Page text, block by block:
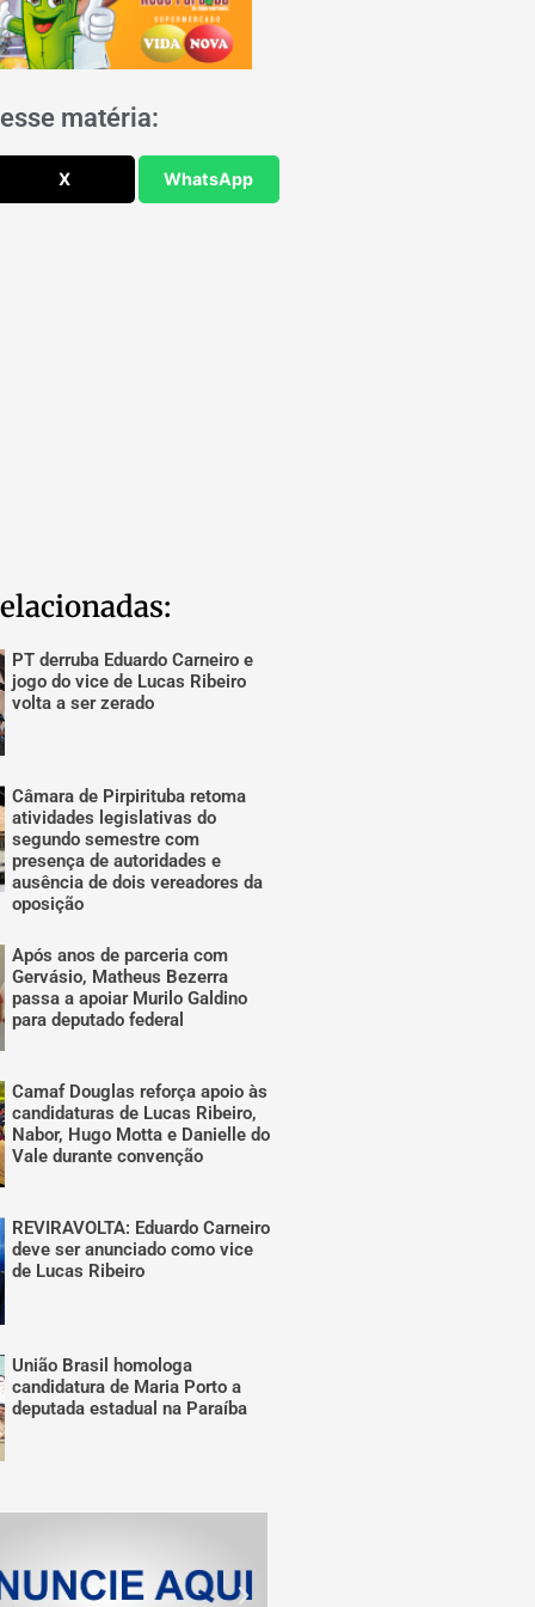
matéria:
X WhatsApp
PT derruba Eduardo Carneiro e
jogo do vice de Lucas Ribeiro
volta a ser zerado
Câmara de Pirpirituba retoma
atividades legislativas do
segundo semestre com
presença de autoridades e
ausência de dois vereadores da
oposição
Após anos de parceria com
Gervásio, Matheus Bezerra
passa a apoiar Murilo Galdino
para deputado federal
Camaf Douglas reforça apoio às
candidaturas de Lucas Ribeiro,
Nabor, Hugo Motta e Danielle do
Vale durante convenção
REVIRAVOLTA: Eduardo Carneiro
deve ser anunciado como vice
de Lucas Ribeiro
União Brasil homologa
candidatura de Maria Porto a
deputada estadual na Paraíba